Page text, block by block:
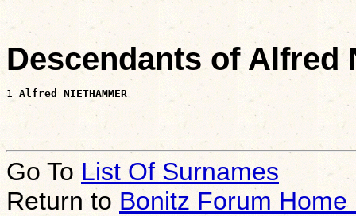
Descendants of Alfred
1 Alfred NIETHAMMER
Go To List Of Surnames
Return toBonitz Forum Home